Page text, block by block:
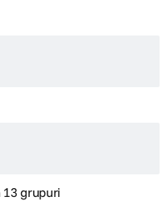
asferice in combinatie cu
a elimina eficient aberatiile
grupuri